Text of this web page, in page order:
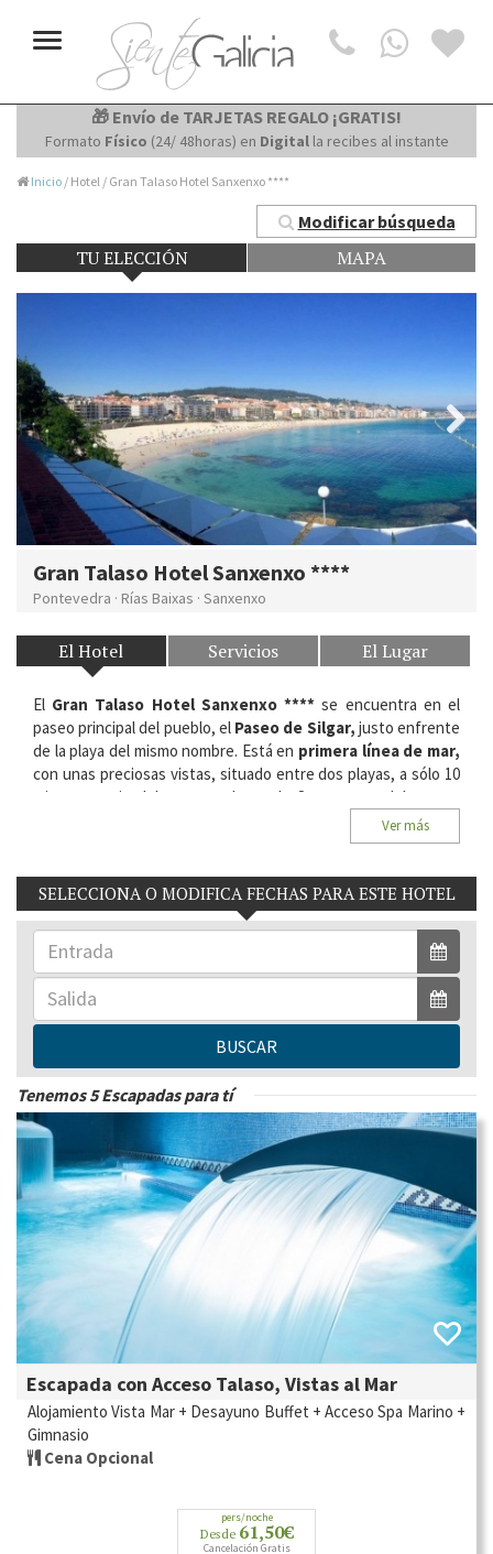
Toggle
navigation
🎁 Envío de TARJETAS REGALO ¡GRATIS!
Formato Físico (24/ 48horas) en Digitalla recibes al instante
Inicio / Hotel / Gran Talaso Hotel Sanxenxo ****
Modificar búsqueda
TU ELECCIÓN MAPA
Next
Gran Talaso Hotel Sanxenxo ****
Pontevedra · Rías Baixas · Sanxenxo
El Hotel Servicios El Lugar
El Gran Talaso Hotel Sanxenxo **** se encuentra en el
paseo principal del pueblo, el Paseo de Silgar, justo enfrente
de la playa del mismo nombre. Está en primera línea de mar,
con unas preciosas vistas, situado entre dos playas, a sólo 10
minutos a pie del centro urbano de Sanxenxo y del puerto
Baixas, Pontevedra.
Habitaciones del Hotel:97
Ver más
SELECCIONA O MODIFICA FECHAS PARA ESTE HOTEL
BUSCAR
Tenemos 5 Escapadas para tí
Escapada con Acceso Talaso, Vistas al Mar
Alojamiento Vista Mar + Desayuno Buffet + Acceso Spa Marino +
Gimnasio
Cena Opcional
pers/noche
Desde 61,50€
Cancelación Gratis